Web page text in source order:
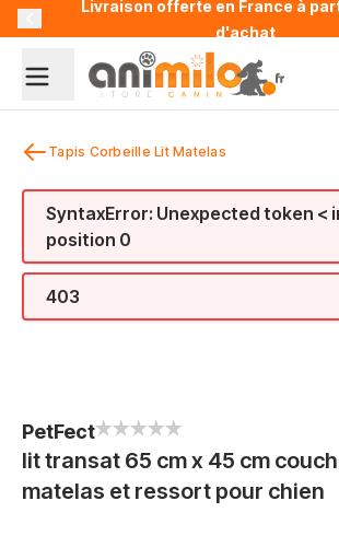
Allez au contenuLivraison offerte en France à
d'achat
Tapis Corbeille Lit Matelas
SyntaxError: Unexpected token <
position 0
403
lit transat 65 cm x 45 cm
matelas et ressort pour chien
PetFect